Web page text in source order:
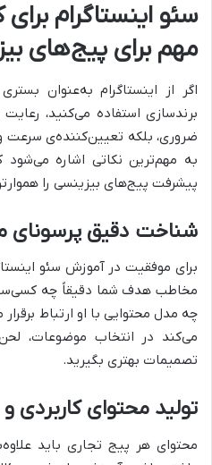
سئو اینستاگرام
مهم برای پیج‌های
اگر از اینستاگرام به‌عنوان
برندسازی استفاده می‌کنید،
ضروری، بلکه تعیین‌کننده‌ی
به مهم‌ترین نکاتی اشاره
پیشرفت پیج‌های بیزینسی را
شناخت دقیق پرسونای
برای موفقیت درآموزش سئو
مخاطب هدف شما دقیقاً چه
چه مدل محتوایی با او ارتباط
می‌کند در انتخاب موضوعات،
تصمیمات بهتری بگیرید.
تولید محتوای
محتوای هر پیج تجاری باید